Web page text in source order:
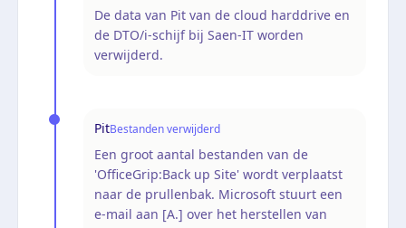
De data van Pit van de cloud harddrive en
de DTO/i-schijf bij Saen-IT worden
verwijderd.
PitBestanden verwijderd
Een groot aantal bestanden van de
'OfficeGrip:Back up Site' wordt verplaatst
naar de prullenbak. Microsoft stuurt een
e-mail aan [A.] over het herstellen van